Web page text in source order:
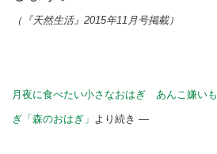
（『天然生活』2015年11月号掲載）
月夜に食べたい小さなおはぎ あんこ嫌い
ぎ「森のおはぎ」 より続き —